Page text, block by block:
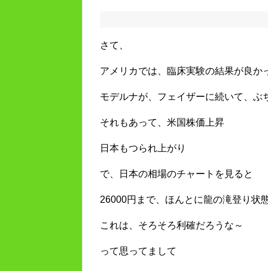
さて、
アメリカでは、臨床実験の結果が良か
モデルナが、フェイザーに続いて、ぶ
それもあって、米国株価上昇
日本もつられ上がり
で、日本の相場のチャートを見ると
26000円まで、ほんとに龍の滝登り状
これは、そろそろ利確だろうな～
って思ってまして